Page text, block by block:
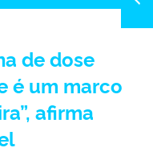
de dose
é um marco
afirma